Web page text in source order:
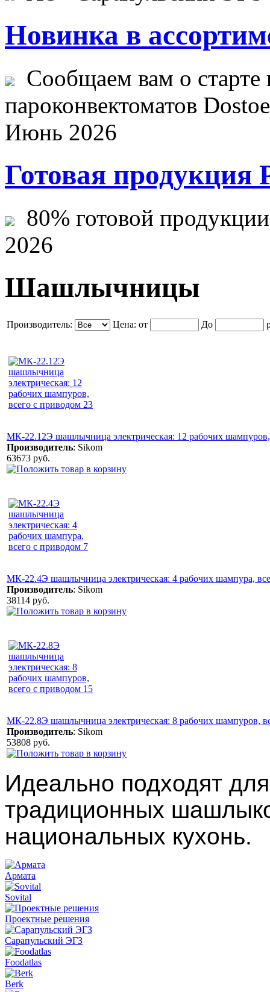
Новинка в
Сообщаем вам о старте
пароконвектоматов
Июнь 2026
Готовая продукция
80% готовой
2026
Шашлычницы
Производитель: Цена: от До
МК-22.12Э шашлычница электрическая: 12 рабочих шампуров,
Производитель: Sikom
63673 руб.
МК-22.4Э шашлычница электрическая: 4 рабочих шампура,
Производитель: Sikom
38114 руб.
МК-22.8Э шашлычница электрическая: 8 рабочих шампуров,
Производитель: Sikom
53808 руб.
Идеально подходят
традиционных
национальных кухонь.
Армата
Sovital
Проектные решения
Сарапульский ЭГЗ
Foodatlas
Berk